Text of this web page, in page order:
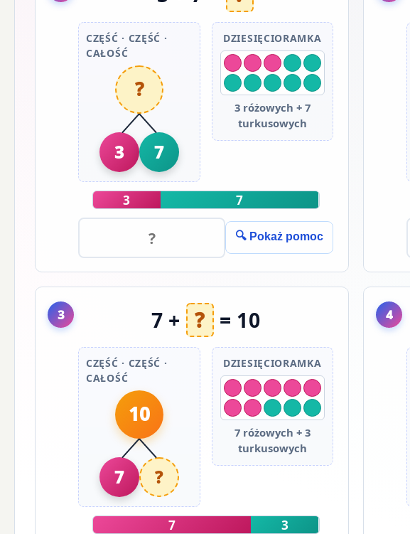
CZĘŚĆ · CZĘŚĆ ·
CAŁOŚĆ
?
3 7
DZIESIĘCIORAMKA
3 różowych + 7
turkusowych
3 7
🔍 Pokaż pomoc
3 7 + ? = 10
CZĘŚĆ · CZĘŚĆ ·
CAŁOŚĆ
10
7 ?
DZIESIĘCIORAMKA
7 różowych + 3
turkusowych
7 3
4